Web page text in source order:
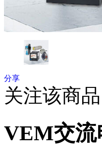
分享
关注该商品
VEM交流